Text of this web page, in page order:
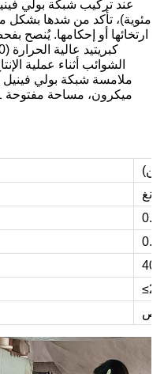
مئوية)، تأكد من شدها بشكل
ارتخائها أو إحكامها.
الشوائب أثناء عملية